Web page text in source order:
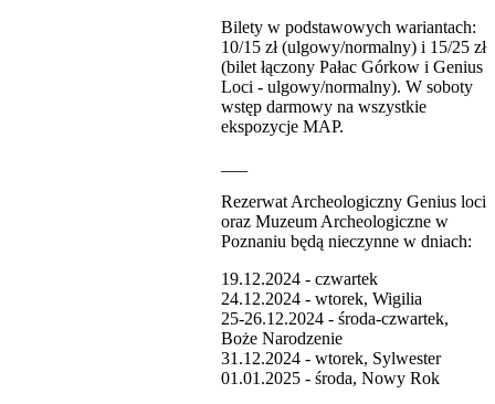
Bilety w podstawowych wariantach:
10/15 zł (ulgowy/normalny) i 15/25 zł
(bilet łączony Pałac Górkow i Genius
Loci - ulgowy/normalny). W soboty
wstęp darmowy na wszystkie
ekspozycje MAP.
Rezerwat Archeologiczny Genius loci
oraz Muzeum Archeologiczne w
Poznaniu będą nieczynne w dniach:
19.12.2024 - czwartek
24.12.2024 - wtorek, Wigilia
25-26.12.2024 - środa-czwartek,
Boże Narodzenie
31.12.2024 - wtorek, Sylwester
01.01.2025 - środa, Nowy Rok